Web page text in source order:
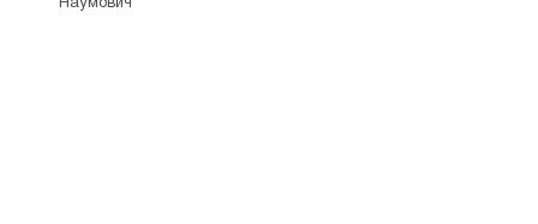
Наумович